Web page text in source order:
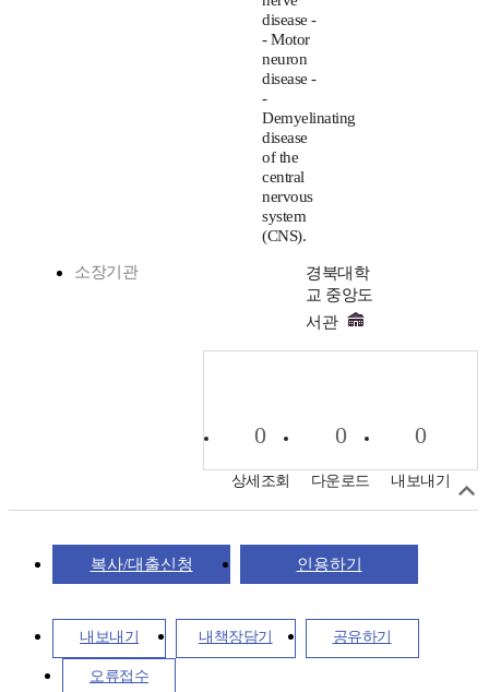
disease -
- Motor
neuron
disease -
-
Demyelinating
disease
of the
central
nervous
system
(CNS).
소장기관
경북대학
교 중앙도
서관
0
상세조회
0
다운로드
0
내보내기
복사/대출신청 인용하기
내보내기 내책장담기 공유하기
오류접수